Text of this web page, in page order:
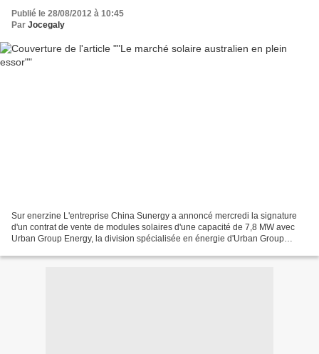
Publié le 28/08/2012 à 10:45
Par Jocegaly
Sur enerzine L'entreprise China Sunergy a annoncé mercredi la signature
d'un contrat de vente de modules solaires d'une capacité de 7,8 MW avec
Urban Group Energy, la division spécialisée en énergie d'Urban Group